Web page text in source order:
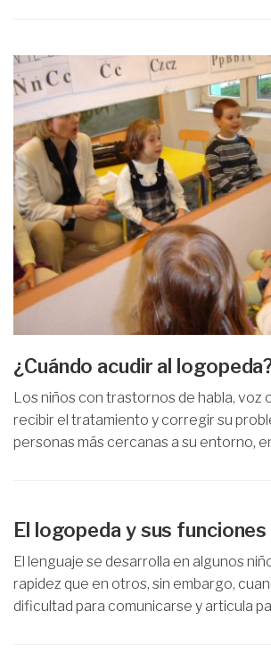
¿Cuándo acudir al
Los niños con trastornos de habla, voz
recibir el tratamiento y corregir su
personas más cercanas a su entorno,
El logopeda y sus funciones
El lenguaje se desarrolla en algunos
rapidez que en otros, sin embargo,
dificultad para comunicarse y articula